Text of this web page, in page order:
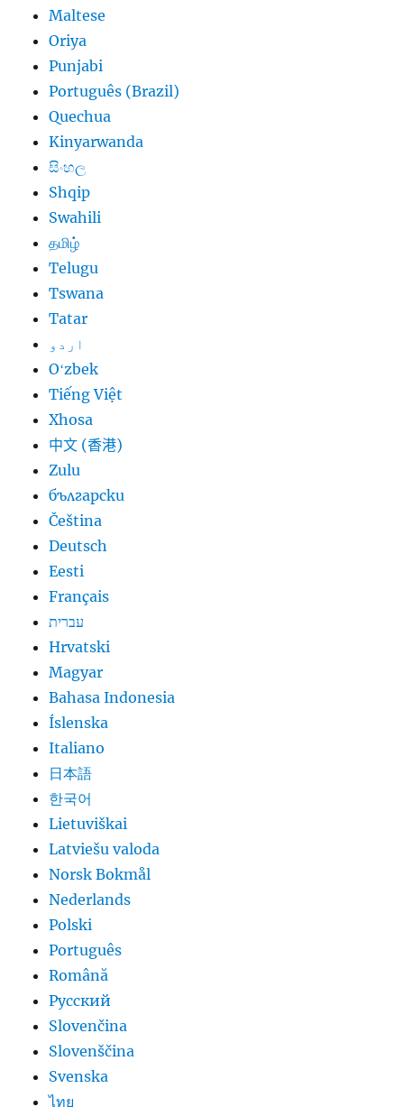
Maltese
Oriya
Punjabi
Português (Brazil)
Quechua
Kinyarwanda
සිංහල
Shqip
Swahili
தமிழ்
Telugu
Tswana
Tatar
اردو
Oʻzbek
Tiếng Việt
Xhosa
中文 (香港)
Zulu
български
Čeština
Deutsch
Eesti
Français
עברית
Hrvatski
Magyar
Bahasa Indonesia
Íslenska
Italiano
日本語
한국어
Lietuviškai
Latviešu valoda
Norsk Bokmål
Nederlands
Polski
Português
Română
Русский
Slovenčina
Slovenščina
Svenska
ไทย